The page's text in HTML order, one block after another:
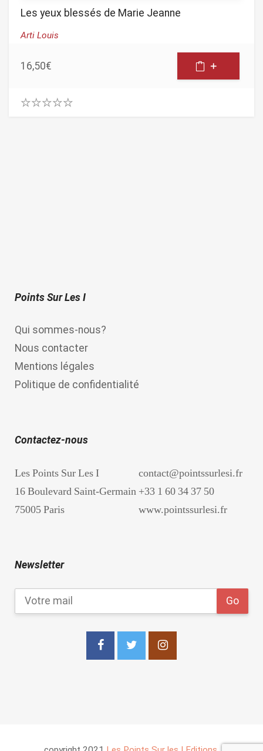
Les yeux blessés de Marie Jeanne
Arti Louis
16,50€
Points Sur Les I
Qui sommes-nous?
Nous contacter
Mentions légales
Politique de confidentialité
Contactez-nous
Les Points Sur Les I
16 Boulevard Saint-Germain
75005 Paris
contact@pointssurlesi.fr
+33 1 60 34 37 50
www.pointssurlesi.fr
Newsletter